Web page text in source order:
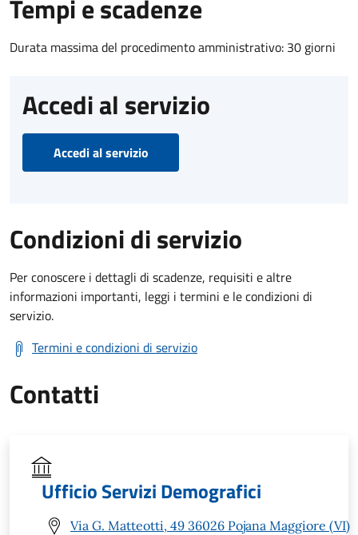
Tempi e scadenze
Durata massima del procedimento amministrativo: 30 giorni
Accedi al servizio
Accedi al servizio
Condizioni di servizio
Per conoscere i dettagli di scadenze, requisiti e altre
informazioni importanti, leggi i termini e le condizioni di
servizio.
Termini e condizioni di servizio
Contatti
Ufficio Servizi Demografici
Via G. Matteotti, 49 36026 Pojana Maggiore (VI)